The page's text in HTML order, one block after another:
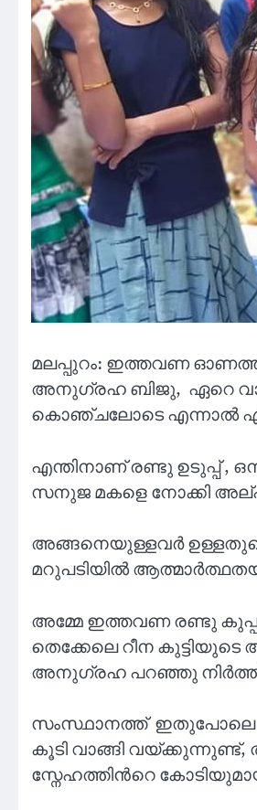
മലപ്പുറം: ഇത്തവണ
അനുഗ്രഹ ബിജു, ഏറെ
കൊഞ്ചലോടെ എന്നാൽ
എന്തിനാണ് രണ്ടു ഉടുപ്പ് ,
സനുജ മകളെ നോക്കി
അങ്ങനെയുള്ളവർ
മറുപടിയിൽ
അമ്മേ ഇത്തവണ രണ്ടു
തെക്കേലെ റീന
അനുഗ്രഹ പറഞ്ഞു
സംസ്ഥാനത്ത് ഇതുപോലെ
കൂടി വാങ്ങി
സ്നേഹത്തിൻറെ